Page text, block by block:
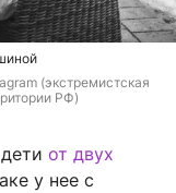
(экстремистская
РФ)
от двух
у нее с